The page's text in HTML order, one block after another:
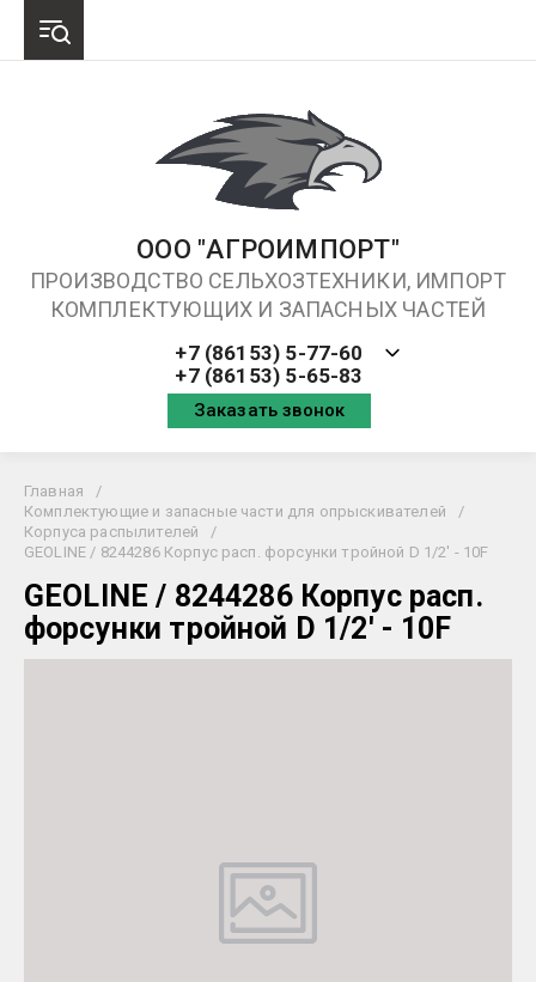
ООО "АГРОИМПОРТ"
ПРОИЗВОДСТВО СЕЛЬХОЗТЕХНИКИ, ИМПОРТ
КОМПЛЕКТУЮЩИХ И ЗАПАСНЫХ ЧАСТЕЙ
+7 (86153) 5-77-60
+7 (86153) 5-65-83
Заказать звонок
Главная
/
Комплектующие и запасные части для опрыскивателей
/
Корпуса распылителей
/
GEOLINE / 8244286 Корпус расп. форсунки тройной D 1/2' - 10F
GEOLINE / 8244286 Корпус расп.
форсунки тройной D 1/2' - 10F